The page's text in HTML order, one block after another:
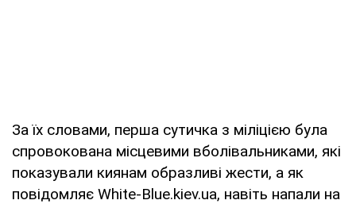
За їх словами, перша сутичка з міліцією була
спровокована місцевими вболівальниками, які
показували киянам образливі жести, а як
повідомляє White-Blue.kiev.ua, навіть напали на